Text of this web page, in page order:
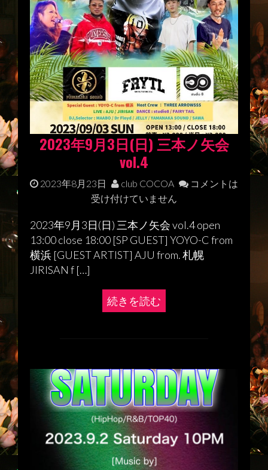
2023年9月3日(日) 三本ノ矢会
vol.4
2023年8月23日 club COCOA
コメントは
受け付けていません
2023年9月3日(日) 三本ノ矢会 vol.4 open
13:00 close 18:00 [SP GUEST] YOYO-C from
横浜 [GUEST ARTIST] AJU from. 札幌
JIRISAN f […]
続きを読む